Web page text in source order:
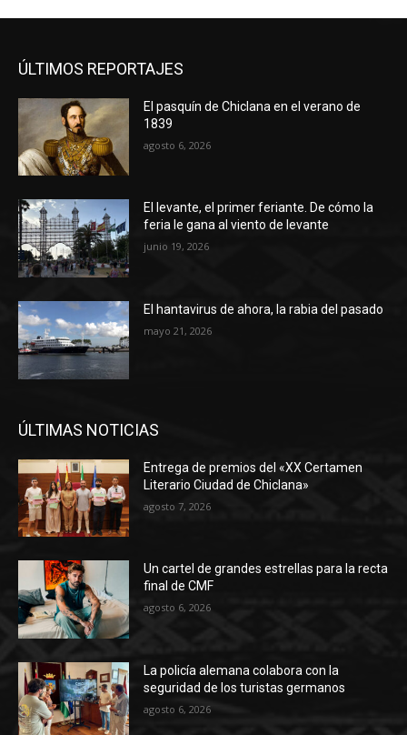
ÚLTIMOS REPORTAJES
El pasquín de Chiclana en el verano de
1839
agosto 6, 2026
El levante, el primer feriante. De cómo la
feria le gana al viento de levante
junio 19, 2026
El hantavirus de ahora, la rabia del pasado
mayo 21, 2026
ÚLTIMAS NOTICIAS
Entrega de premios del «XX Certamen
Literario Ciudad de Chiclana»
agosto 7, 2026
Un cartel de grandes estrellas para la recta
final de CMF
agosto 6, 2026
La policía alemana colabora con la
seguridad de los turistas germanos
agosto 6, 2026